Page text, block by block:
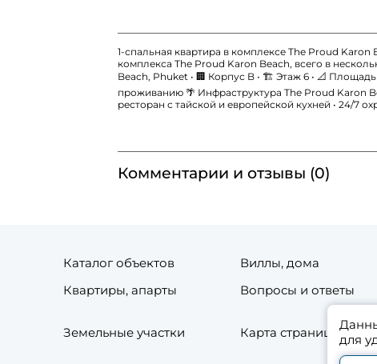
1-спальная квартира в комплексе The Proud
комплекса The Proud Karon Beach, всего в
Beach, Phuket • 🏢 Корпус B • 🏗 Этаж 6 • 📐
проживанию 🌴 Инфраструктура The Proud Karon
ресторан с тайской и европейской кухней • 24/7
Комментарии и отзывы (0)
для
Каталог объектов Виллы, дома
Квартиры, апарты
Вопросы и ответы
Земельные участки Карта страниц сайта